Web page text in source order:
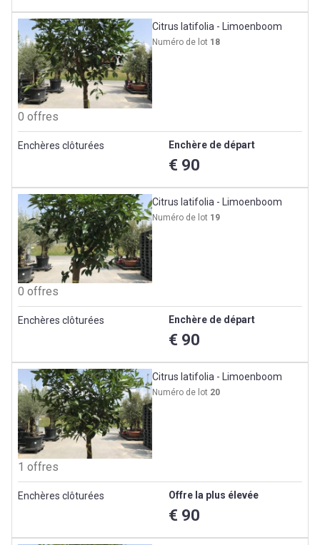
Citrus latifolia - Limoenboom
Numéro de lot 18
0 offres
Enchères clôturées Enchère de départ
€ 90
Citrus latifolia - Limoenboom
Numéro de lot 19
0 offres
Enchères clôturées Enchère de départ
€ 90
Citrus latifolia - Limoenboom
Numéro de lot 20
1 offres
Enchères clôturées Offre la plus élevée
€ 90